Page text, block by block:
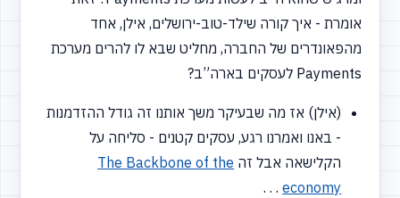
אומרת - איך קורה שילד-טוב-ירושלים, אילן, אחד
מהפאונדרים של החברה, מחליט שבא לו להרים מערכת
Payments לעסקים בארה”ב?
(אילן) אז מה שבעיקר משך אותנו זה גודל ההזדמנות
- באנו ואמרנו רגע, עסקים קטנים - סליחה על
הקלישאה אבל זה The Backbone of the
economy
. . .